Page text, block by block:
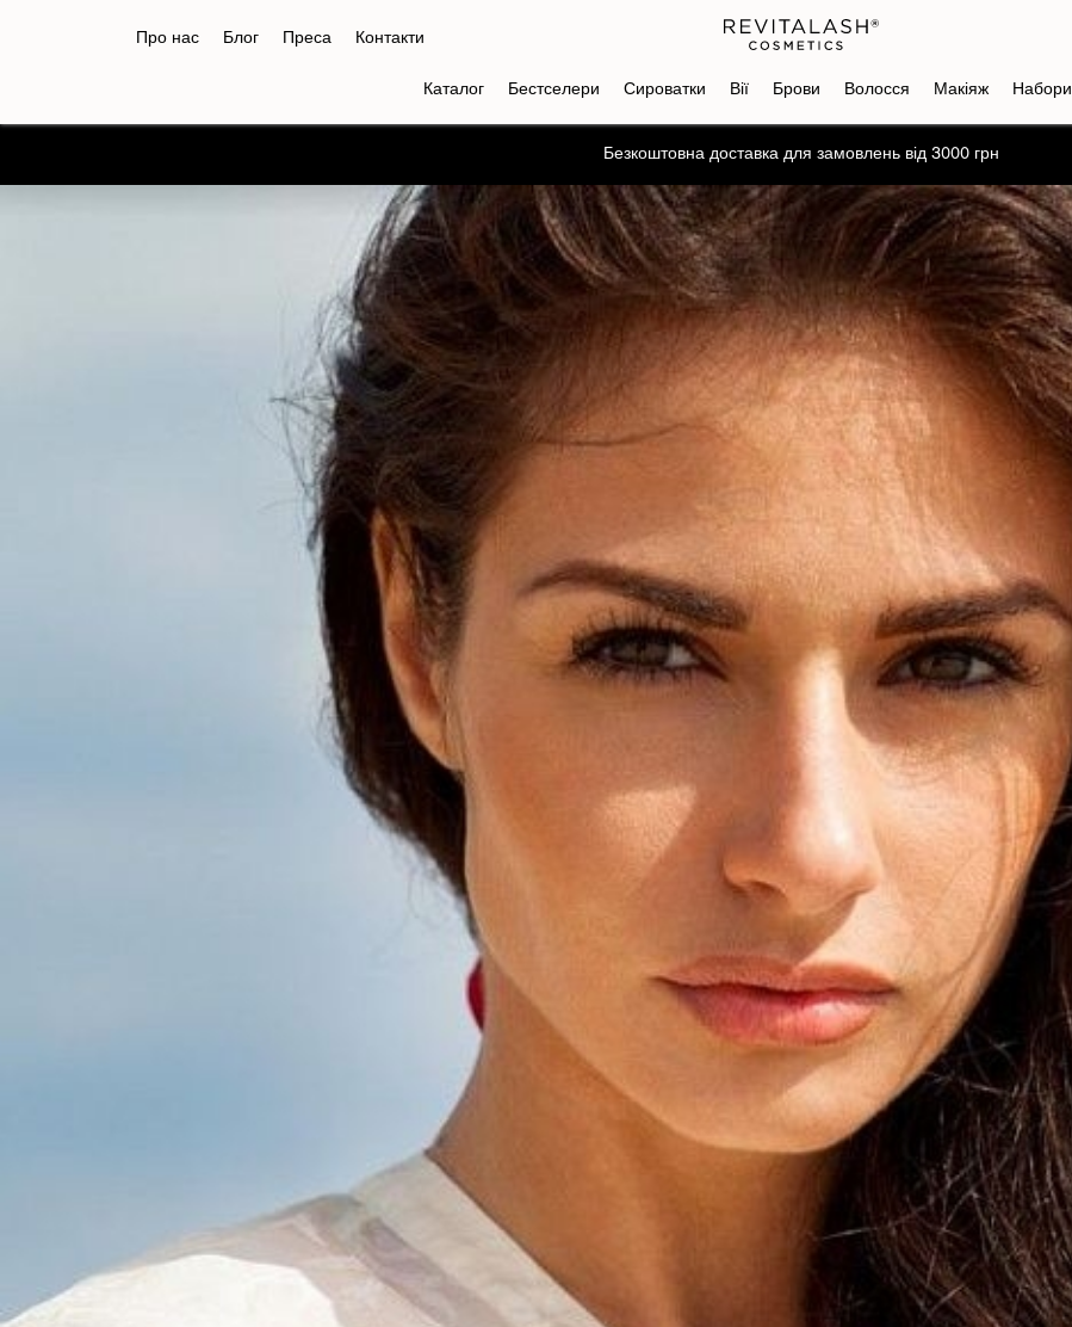
Про нас Блог Преса Контакти
Каталог Бестселери Сироватки Вії Брови Волосся Макіяж Набори
Отримайте промокод на знижку -10% на перше замовлення